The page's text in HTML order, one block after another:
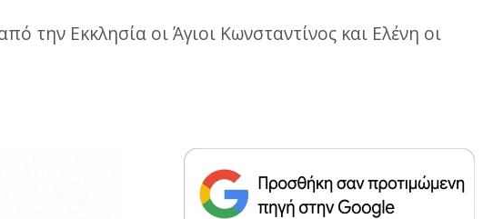
την Εκκλησία οι Άγιοι Κωνσταντίνος και Ελένη οι